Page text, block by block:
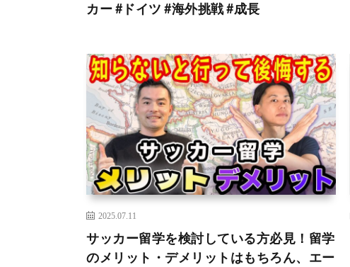
カー #ドイツ #海外挑戦 #成長
2025.07.11
サッカー留学を検討している方必見！留学
のメリット・デメリットはもちろん、エー